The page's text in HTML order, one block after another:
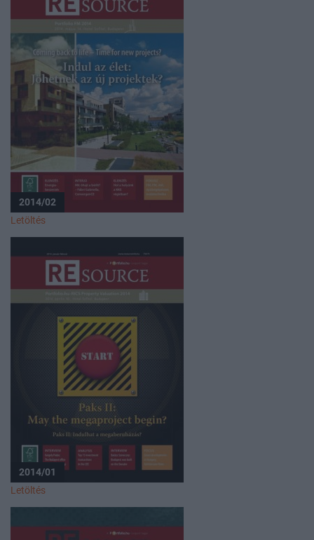
2014/02
Letöltés
2014/01
Letöltés